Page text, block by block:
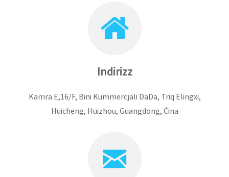
Indirizz
Kamra E,16/F, Bini Kummerċjali DaDa, Triq Elingxi,
Huicheng, Huizhou, Guangdong, Ċina